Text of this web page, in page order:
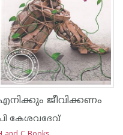
ജീവിക്കണം
കേശവദേവ്‌